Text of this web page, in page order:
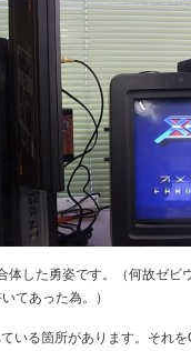
した勇姿です。（何故ゼビ
てあった為。）
いる箇所があります。それ